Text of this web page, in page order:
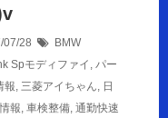
28
BMW
Spモディファイ , パー
報, 三菱アイちゃん, 日
報, 車検整備, 通勤快速